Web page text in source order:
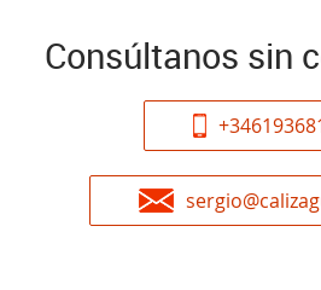
Consúltanos sin